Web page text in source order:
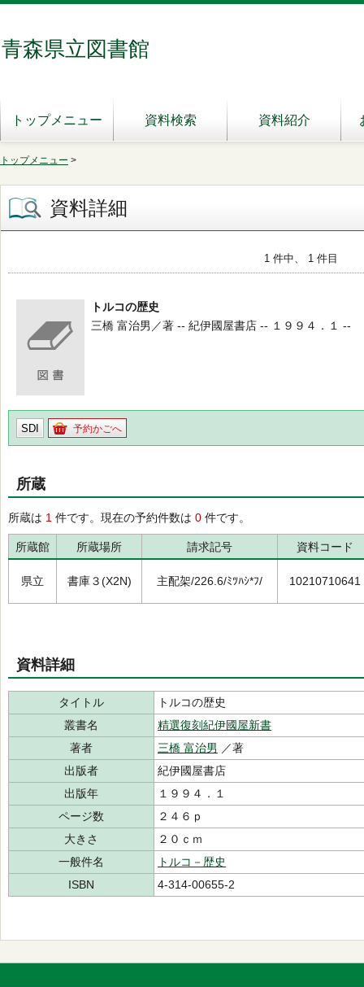
青森県立図書館
トップメニュー 資料検索 資料紹介
トップメニュー >
資料詳細
1 件中、 1 件目
トルコの歴史
三橋 富治男／著 -- 紀伊國屋書店 -- １９９４．１ --
SDI 予約かごへ
所蔵
所蔵は 1 件です。現在の予約件数は 0 件です。
所蔵館 所蔵場所 請求記号 資料コード
県立 書庫３(X2N) 主配架/226.6/ﾐﾂﾊｼ*ﾌ/ 10210710641
資料詳細
タイトル
トルコの歴史
叢書名
精選復刻紀伊國屋新書
著者
三橋 富治男 ／著
出版者
紀伊國屋書店
出版年
１９９４．１
ページ数
２４６ｐ
大きさ
２０ｃｍ
一般件名
トルコ－歴史
ISBN
4-314-00655-2